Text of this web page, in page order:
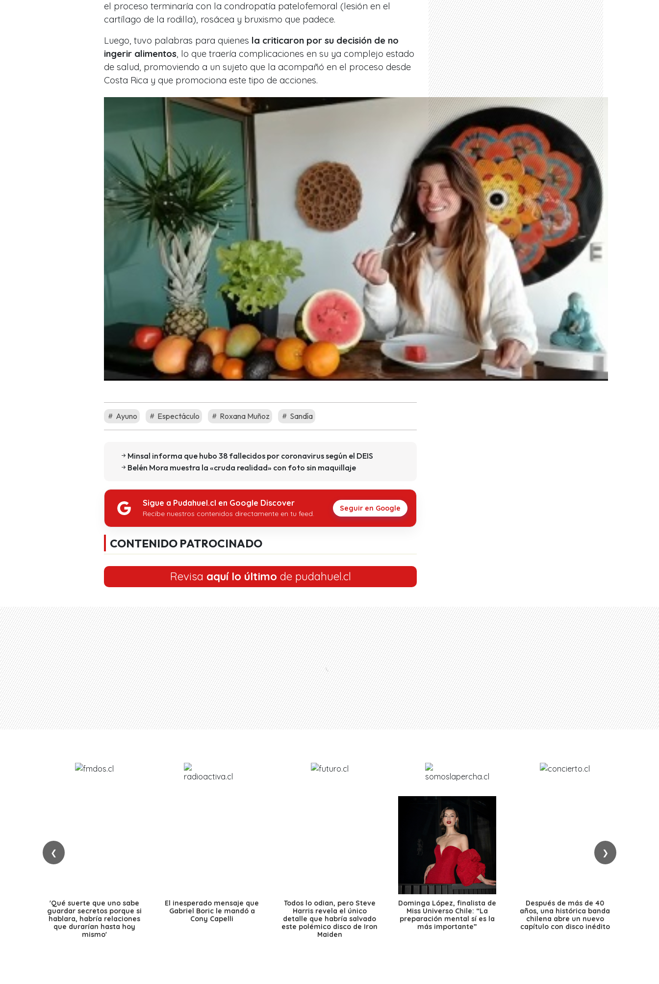
el proceso terminaría con la condropatía patelofemoral (lesión en el
cartílago de la rodilla), rosácea y bruxismo que padece.
Luego, tuvo palabras para quienes la criticaron por su decisión de no
ingerir alimentos, lo que traería complicaciones en su ya complejo estado
de salud, promoviendo a un sujeto que la acompañó en el proceso desde
Costa Rica y que promociona este tipo de acciones.
Ayuno Espectáculo Roxana Muñoz Sandía
Minsal informa que hubo 38 fallecidos por coronavirus según el DEIS
Belén Mora muestra la «cruda realidad» con foto sin maquillaje
Sigue a Pudahuel.cl en Google Discover
Recibe nuestros contenidos directamente en tu feed.
Seguir en Google
CONTENIDO PATROCINADO
Revisa aquí lo último de pudahuel.cl
❮ ❯
'Qué suerte que uno sabe
guardar secretos porque si
hablara, habría relaciones
que durarían hasta hoy
mismo'
El inesperado mensaje que
Gabriel Boric le mandó a
Cony Capelli
Todos lo odian, pero Steve
Harris revela el único
detalle que habría salvado
este polémico disco de Iron
Maiden
Dominga López, finalista de
Miss Universo Chile: “La
preparación mental sí es la
más importante”
Después de más de 40
años, una histórica banda
chilena abre un nuevo
capítulo con disco inédito